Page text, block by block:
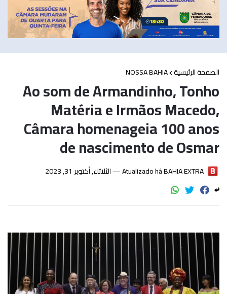
الصفحة الرئيسية NOSSA BAHIA
Ao som de Armandinho, Tonho
Matéria e Irmãos Macedo,
Câmara homenageia 100 anos
de nascimento de Osmar
BAHIA EXTRA
Atualizado há — الثلاثاء, أكتوبر 31, 2023